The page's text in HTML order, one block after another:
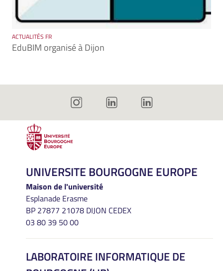
ACTUALITÉS FR
EduBIM organisé à Dijon
UNIVERSITE BOURGOGNE EUROPE
Maison de l'université
Esplanade Erasme
BP 27877 21078 DIJON CEDEX
03 80 39 50 00
LABORATOIRE INFORMATIQUE DE